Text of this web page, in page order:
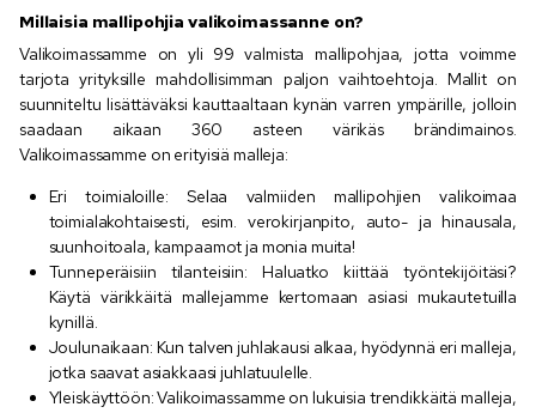
Millaisia mallipohjia valikoimassanne on?
Valikoimassamme on yli 99 valmista mallipohjaa, jotta voimme
tarjota yrityksille mahdollisimman paljon vaihtoehtoja. Mallit on
suunniteltu lisättäväksi kauttaaltaan kynän varren ympärille, jolloin
saadaan aikaan 360 asteen värikäs brändimainos.
Valikoimassamme on erityisiä malleja:
Eri toimialoille: Selaa valmiiden mallipohjien valikoimaa
toimialakohtaisesti, esim. verokirjanpito, auto- ja hinausala,
suunhoitoala, kampaamot ja monia muita!
Tunneperäisiin tilanteisiin: Haluatko kiittää työntekijöitäsi?
Käytä värikkäitä mallejamme kertomaan asiasi mukautetuilla
kynillä.
Joulunaikaan: Kun talven juhlakausi alkaa, hyödynnä eri malleja,
jotka saavat asiakkaasi juhlatuulelle.
Yleiskäyttöön: Valikoimassamme on lukuisia trendikkäitä malleja,